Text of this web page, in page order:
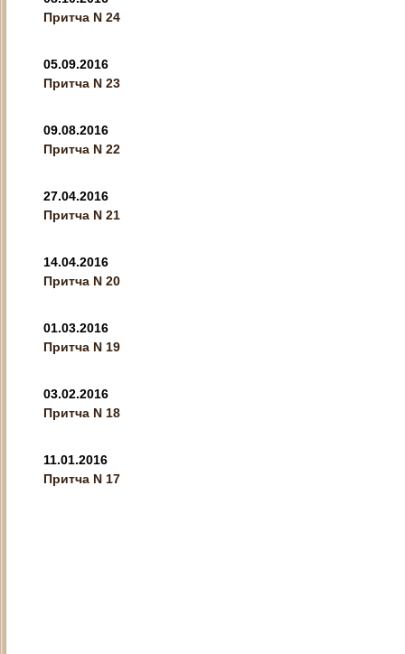
Притча N 24
05.09.2016
Притча N 23
09.08.2016
Притча N 22
27.04.2016
Притча N 21
14.04.2016
Притча N 20
01.03.2016
Притча N 19
03.02.2016
Притча N 18
11.01.2016
Притча N 17